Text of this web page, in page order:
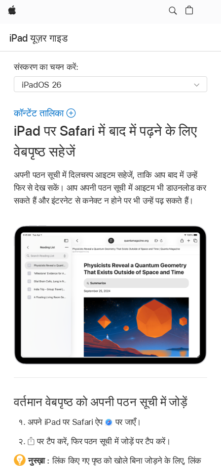
Apple
iPad यूज़र गाइड
संस्करण का चयन करें:
कॉन्टेंट तालिका
iPad पर Safari में बाद में पढ़ने के लिए
वेबपृष्ठ सहेजें
अपनी पठन सूची में दिलचस्प आइटम सहेजें, ताकि आप बाद में उन्हें
फिर से देख सकें। आप अपनी पठन सूची में आइटम भी डाउनलोड कर
सकते हैं और इंटरनेट से कनेक्ट न होने पर भी उन्हें पढ़ सकते हैं।
वर्तमान वेबपृष्ठ को अपनी पठन सूची में जोड़ें
अपने iPad पर Safari ऐप
पर जाएँ।
पर टैप करें, फिर पठन सूची में जोड़ें पर टैप करें।
नुस्ख़ा :लिंक किए गए पृष्ठ को खोले बिना जोड़ने के लिए, लिंक